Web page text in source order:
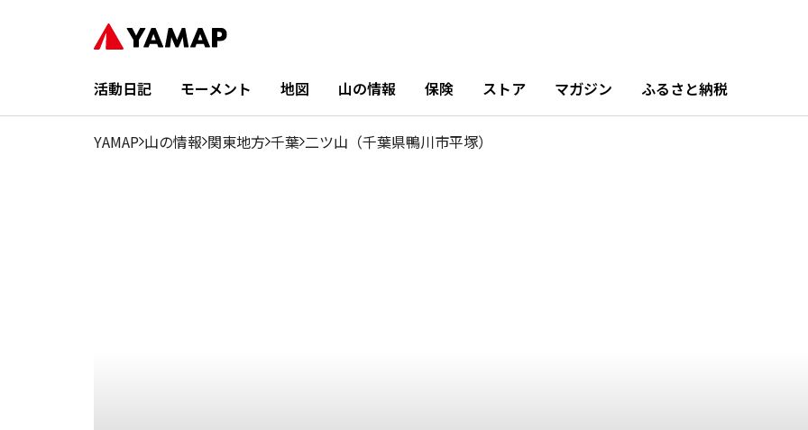
活動日記 モーメント 地図 山の情報 保険 ストア マガジン ふるさと納税
YAMAP 山の情報 関東地方 千葉 二ツ山（千葉県鴨川市平塚）
3月 4月 5月
16.91%21.13% 15.5% 4.23% 0% 1.41% 1.41% 5.64% 1.41% 4.23%